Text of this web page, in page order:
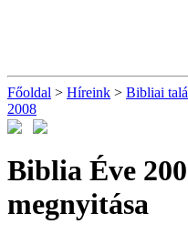
Főoldal > Híreink > Bibliai
2008
Biblia Éve
megnyitása